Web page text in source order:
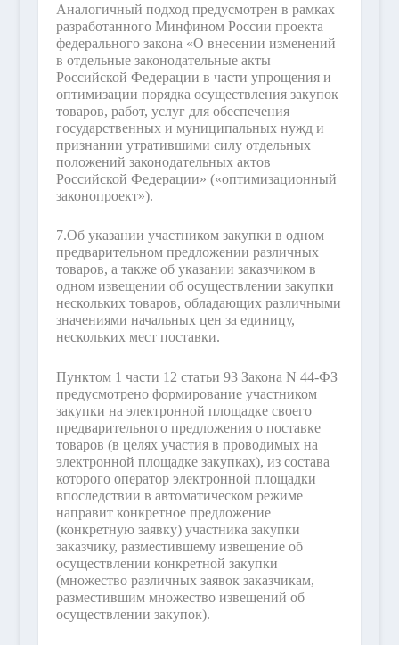
Аналогичный подход предусмотрен в рамках
разработанного Минфином России проекта
федерального закона «О внесении изменений
в отдельные законодательные акты
Российской Федерации в части упрощения и
оптимизации порядка осуществления закупок
товаров, работ, услуг для обеспечения
государственных и муниципальных нужд и
признании утратившими силу отдельных
положений законодательных актов
Российской Федерации» («оптимизационный
законопроект»).
7.Об указании участником закупки в одном
предварительном предложении различных
товаров, а также об указании заказчиком в
одном извещении об осуществлении закупки
нескольких товаров, обладающих различными
значениями начальных цен за единицу,
нескольких мест поставки.
Пунктом 1 части 12 статьи 93 Закона N 44-ФЗ
предусмотрено формирование участником
закупки на электронной площадке своего
предварительного предложения о поставке
товаров (в целях участия в проводимых на
электронной площадке закупках), из состава
которого оператор электронной площадки
впоследствии в автоматическом режиме
направит конкретное предложение
(конкретную заявку) участника закупки
заказчику, разместившему извещение об
осуществлении конкретной закупки
(множество различных заявок заказчикам,
разместившим множество извещений об
осуществлении закупок).